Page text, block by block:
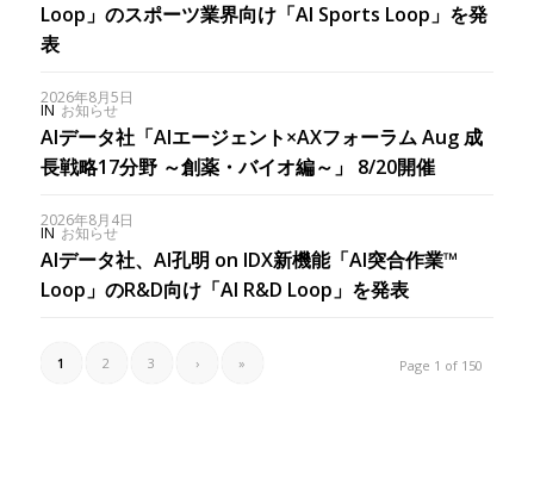
Loop」のスポーツ業界向け「AI Sports Loop」を発
表
2026年8月5日
IN お知らせ
AIデータ社「AIエージェント×AXフォーラム Aug 成
長戦略17分野 ～創薬・バイオ編～」 8/20開催
2026年8月4日
IN お知らせ
AIデータ社、AI孔明 on IDX新機能「AI突合作業™︎
Loop」のR&D向け「AI R&D Loop」を発表
Page 1 of 150
1 2 3 › »